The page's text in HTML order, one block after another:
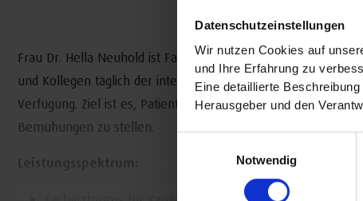
Datenschutzeinstellungen
Wir nutzen Cookies auf
und Ihre Erfahrung zu
Eine detaillierte
Herausgeber und den
Notwendig
Frau Dr. Hella Neuhold ist Fachärztin für Innere Medizin,
und Kollegen täglich der intensiven Betreuung von
Verfügung. Ziel ist es, Patientinnen und Patienten in
Bemühungen zu stellen.
Leistungsspektrum: